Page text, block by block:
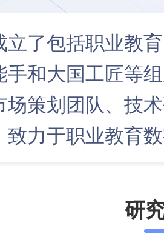
立了包括职业教
手和大国工匠等
场策划团队、技
致力于职业教育
研